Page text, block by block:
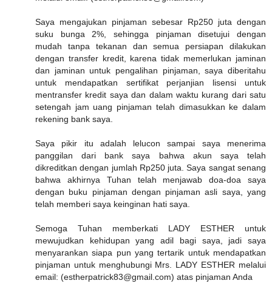
Saya mengajukan pinjaman sebesar Rp250 juta dengan
suku bunga 2%, sehingga pinjaman disetujui dengan
mudah tanpa tekanan dan semua persiapan dilakukan
dengan transfer kredit, karena tidak memerlukan jaminan
dan jaminan untuk pengalihan pinjaman, saya diberitahu
untuk mendapatkan sertifikat perjanjian lisensi untuk
mentransfer kredit saya dan dalam waktu kurang dari satu
setengah jam uang pinjaman telah dimasukkan ke dalam
rekening bank saya.
Saya pikir itu adalah lelucon sampai saya menerima
panggilan dari bank saya bahwa akun saya telah
dikreditkan dengan jumlah Rp250 juta. Saya sangat senang
bahwa akhirnya Tuhan telah menjawab doa-doa saya
dengan buku pinjaman dengan pinjaman asli saya, yang
telah memberi saya keinginan hati saya.
Semoga Tuhan memberkati LADY ESTHER untuk
mewujudkan kehidupan yang adil bagi saya, jadi saya
menyarankan siapa pun yang tertarik untuk mendapatkan
pinjaman untuk menghubungi Mrs. LADY ESTHER melalui
email: (estherpatrick83@gmail.com) atas pinjaman Anda